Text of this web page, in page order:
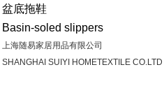
录
盆底拖鞋
Basin-soled slippers
上海随易家居用品有限公司
SHANGHAI SUIYI HOMETEXTILE CO.LTD